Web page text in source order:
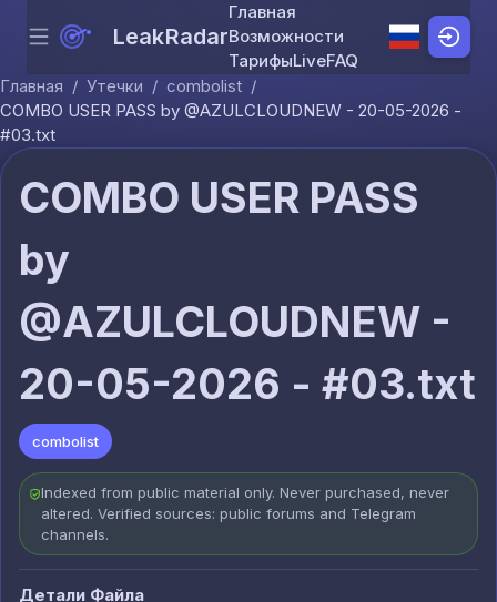
Skip to content
Menu LeakRadar
Главная
Возможности
ТарифыLiveFAQ
Главная / Утечки / combolist /
COMBO USER PASS by @AZULCLOUDNEW - 20-05-2026 -
#03.txt
COMBO USER PASS
by
@AZULCLOUDNEW -
20-05-2026 - #03.txt
combolist
Indexed from public material only. Never purchased, never
altered. Verified sources: public forums and Telegram
channels.
Детали Файла